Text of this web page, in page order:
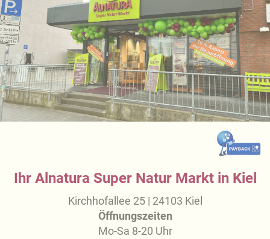
Ihr Alnatura Super Natur Markt in Kiel
Kirchhofallee 25 | 24103 Kiel
Öffnungszeiten
Mo-Sa 8-20 Uhr